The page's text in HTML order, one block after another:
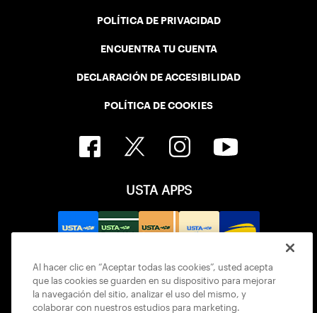
POLÍTICA DE PRIVACIDAD
ENCUENTRA TU CUENTA
DECLARACIÓN DE ACCESIBILIDAD
POLÍTICA DE COOKIES
USTA APPS
Al hacer clic en “Aceptar todas las cookies”, usted acepta
que las cookies se guarden en su dispositivo para mejorar
la navegación del sitio, analizar el uso del mismo, y
colaborar con nuestros estudios para marketing.